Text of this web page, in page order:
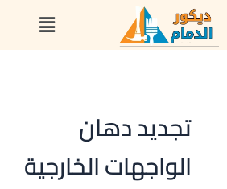
تخطي
المحتوى
القائمة
تجديد دهان
الواجهات الخارجية